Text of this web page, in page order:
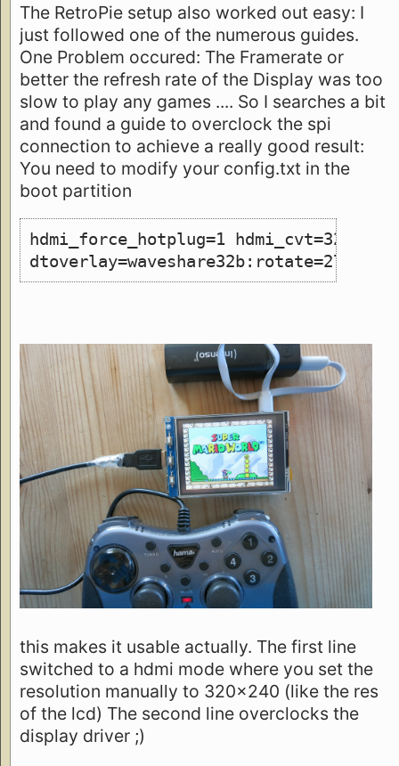
The RetroPie setup also worked out easy: I
just followed one of the numerous guides.
One Problem occured: The Framerate or
better the refresh rate of the Display was too
slow to play any games .... So I searches a bit
and found a guide to overclock the spi
connection to achieve a really good result:
You need to modify your config.txt in the
boot partition
hdmi_force_hotplug=1 hdmi_cvt=320 240
this makes it usable actually. The first line
switched to a hdmi mode where you set the
resolution manually to 320x240 (like the res
of the lcd) The second line overclocks the
display driver ;)